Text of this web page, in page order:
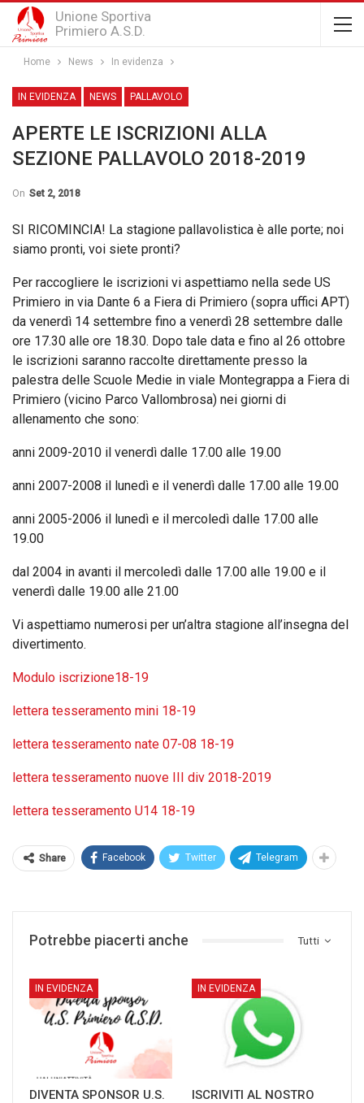
Unione Sportiva
Primiero A.S.D.
Home News In evidenza
IN EVIDENZA NEWS PALLAVOLO
APERTE LE ISCRIZIONI ALLA
SEZIONE PALLAVOLO 2018-2019
On Set 2, 2018
SI RICOMINCIA! La stagione pallavolistica è alle porte; noi
siamo pronti, voi siete pronti?
Per raccogliere le iscrizioni vi aspettiamo nella sede US
Primiero in via Dante 6 a Fiera di Primiero (sopra uffici APT)
da venerdì 14 settembre fino a venerdì 28 settembre dalle
ore 17.30 alle ore 18.30. Dopo tale data e fino al 26 ottobre
le iscrizioni saranno raccolte direttamente presso la
palestra delle Scuole Medie in viale Montegrappa a Fiera di
Primiero (vicino Parco Vallombrosa) nei giorni di
allenamento che sono:
anni 2009-2010 il venerdì dalle 17.00 alle 19.00
anni 2007-2008 il lunedì e il venerdì dalle 17.00 alle 19.00
anni 2005-2006 il lunedì e il mercoledì dalle 17.00 alle
19.00
dal 2004 in avanti il mercoledì dalle 17.00 alle 19.00 e il
venerdì dalle 19.00 alle 21.00
Vi aspettiamo numerosi per un’altra stagione all’insegna del
divertimento.
Modulo iscrizione18-19
lettera tesseramento mini 18-19
lettera tesseramento nate 07-08 18-19
lettera tesseramento nuove III div 2018-2019
lettera tesseramento U14 18-19
Share Facebook Twitter Telegram
Tutti
Potrebbe piacerti anche
IN EVIDENZA
DIVENTA SPONSOR U.S.
IN EVIDENZA
ISCRIVITI AL NOSTRO